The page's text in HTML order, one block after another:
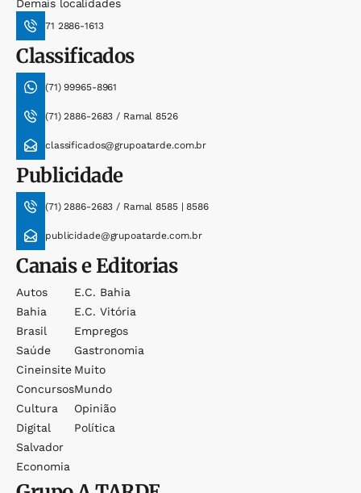
Demais localidades
71 2886-1613
Classificados
(71) 99965-8961
(71) 2886-2683 / Ramal 8526
classificados@grupoatarde.com.br
Publicidade
(71) 2886-2683 / Ramal 8585 | 8586
publicidade@grupoatarde.com.br
Canais e Editorias
Autos
Bahia
Brasil
Saúde
Cineinsite
Concursos
Cultura
Digital
Salvador
Economia
E.c. Bahia
E.c. Vitória
Empregos
Gastronomia
Muito
Mundo
Opinião
Política